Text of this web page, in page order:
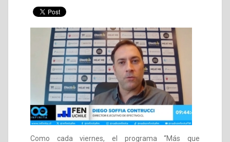
Como cada viernes, el programa “Más que